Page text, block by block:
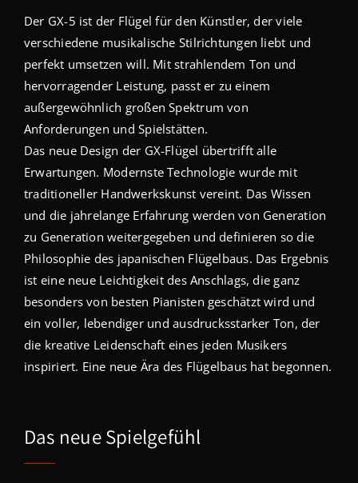
Der GX-5 ist der Flügel für den Künstler, der viele
verschiedene musikalische Stilrichtungen liebt und
perfekt umsetzen will. Mit strahlendem Ton und
hervorragender Leistung, passt er zu einem
außergewöhnlich großen Spektrum von
Anforderungen und Spielstätten.
Das neue Design der GX-Flügel übertrifft alle
Erwartungen. Modernste Technologie wurde mit
traditioneller Handwerkskunst vereint. Das Wissen
und die jahrelange Erfahrung werden von Generation
zu Generation weitergegeben und definieren so die
Philosophie des japanischen Flügelbaus. Das Ergebnis
ist eine neue Leichtigkeit des Anschlags, die ganz
besonders von besten Pianisten geschätzt wird und
ein voller, lebendiger und ausdrucksstarker Ton, der
die kreative Leidenschaft eines jeden Musikers
inspiriert. Eine neue Ära des Flügelbaus hat begonnen.
Das neue Spielgefühl